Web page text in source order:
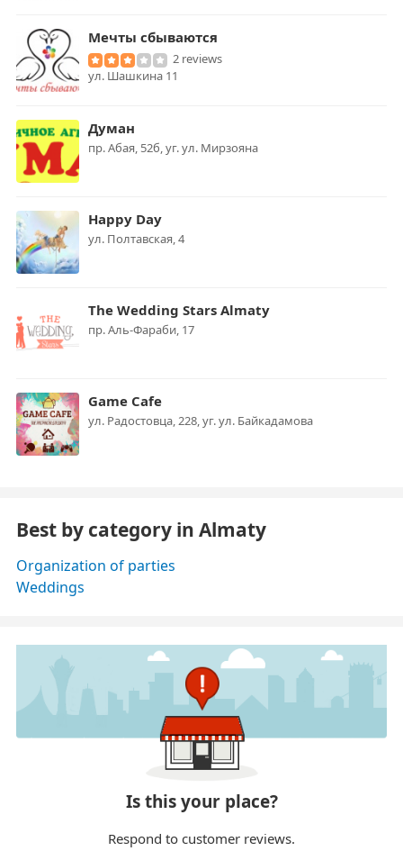
Мечты сбываются
2 reviews
ул. Шашкина 11
Думан
пр. Абая, 52б, уг. ул. Мирзояна
Happy Day
ул. Полтавская, 4
The Wedding Stars Almaty
пр. Аль-Фараби, 17
Game Cafe
ул. Радостовца, 228, уг. ул. Байкадамова
Best by category in Almaty
Organization of parties
Weddings
Is this your place?
Respond to customer reviews.